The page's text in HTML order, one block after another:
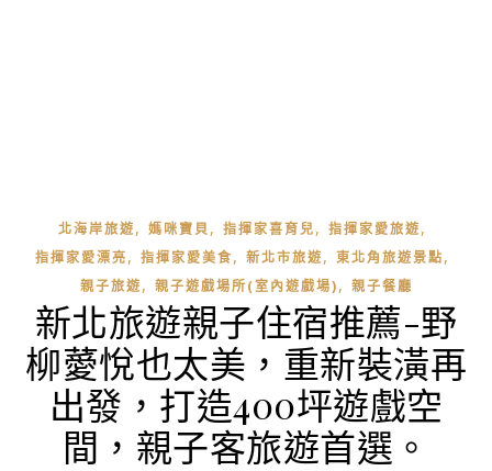
北海岸旅遊, 媽咪寶貝, 指揮家喜育兒, 指揮家愛旅遊,
指揮家愛漂亮, 指揮家愛美食, 新北市旅遊, 東北角旅遊景點,
親子旅遊, 親子遊戲場所(室內遊戲場), 親子餐廳
新北旅遊親子住宿推薦-野
柳薆悅也太美，重新裝潢再
出發，打造400坪遊戲空
間，親子客旅遊首選。